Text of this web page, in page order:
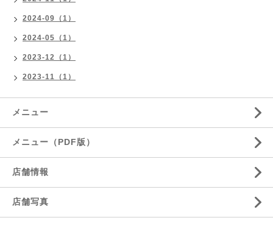
2024-09（1）
2024-05（1）
2023-12（1）
2023-11（1）
メニュー
メニュー（PDF版）
店舗情報
店舗写真